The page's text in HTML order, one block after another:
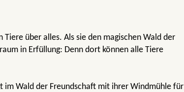
Tiere über alles. Als sie den magischen Wald der
in Erfüllung: Denn dort können alle Tiere
im Wald der Freundschaft mit ihrer Windmühle für